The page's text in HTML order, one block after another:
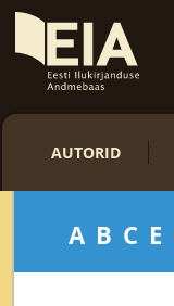
AUTORID
A B C E